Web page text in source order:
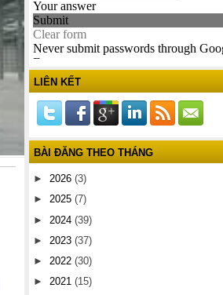
LIÊN KẾT
BÀI ĐĂNG THEO THÁNG
► 2026 (3)
► 2025 (7)
► 2024 (39)
► 2023 (37)
► 2022 (30)
► 2021 (15)